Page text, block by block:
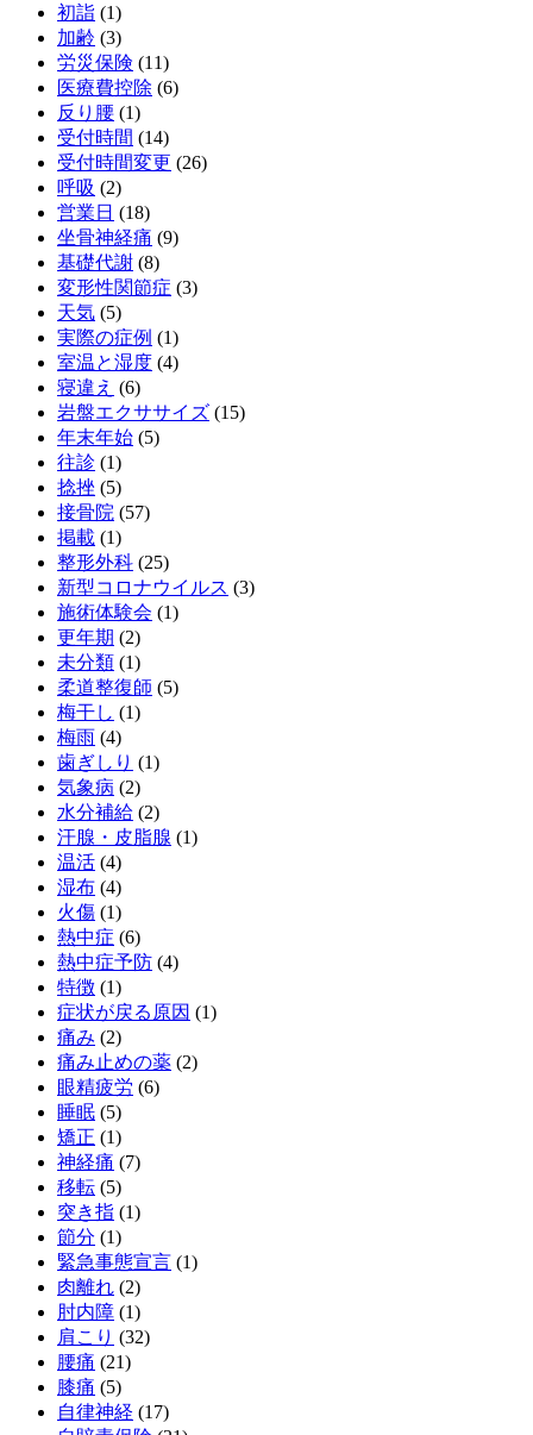
初詣 (1)
加齢 (3)
労災保険 (11)
医療費控除 (6)
反り腰 (1)
受付時間 (14)
受付時間変更 (26)
呼吸 (2)
営業日 (18)
坐骨神経痛 (9)
基礎代謝 (8)
変形性関節症 (3)
天気 (5)
実際の症例 (1)
室温と湿度 (4)
寝違え (6)
岩盤エクササイズ (15)
年末年始 (5)
往診 (1)
捻挫 (5)
接骨院 (57)
掲載 (1)
整形外科 (25)
新型コロナウイルス (3)
施術体験会 (1)
更年期 (2)
未分類 (1)
柔道整復師 (5)
梅干し (1)
梅雨 (4)
歯ぎしり (1)
気象病 (2)
水分補給 (2)
汗腺・皮脂腺 (1)
温活 (4)
湿布 (4)
火傷 (1)
熱中症 (6)
熱中症予防 (4)
特徴 (1)
症状が戻る原因 (1)
痛み (2)
痛み止めの薬 (2)
眼精疲労 (6)
睡眠 (5)
矯正 (1)
神経痛 (7)
移転 (5)
突き指 (1)
節分 (1)
緊急事態宣言 (1)
肉離れ (2)
肘内障 (1)
肩こり (32)
腰痛 (21)
膝痛 (5)
自律神経 (17)